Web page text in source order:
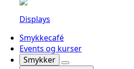
Displays
Smykkecafé
Events og kurser
Smykker